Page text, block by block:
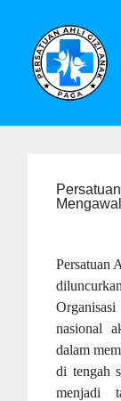
Persatuan
nasional
dalam
di tengah
menjadi